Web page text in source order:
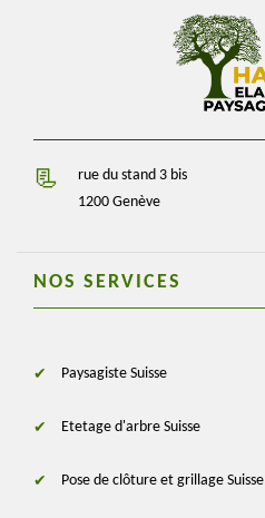
rue du stand 3 bis
1200 Genève
NOS SERVICES
Paysagiste Suisse
Etetage d'arbre Suisse
Pose de clôture et grillage Suisse